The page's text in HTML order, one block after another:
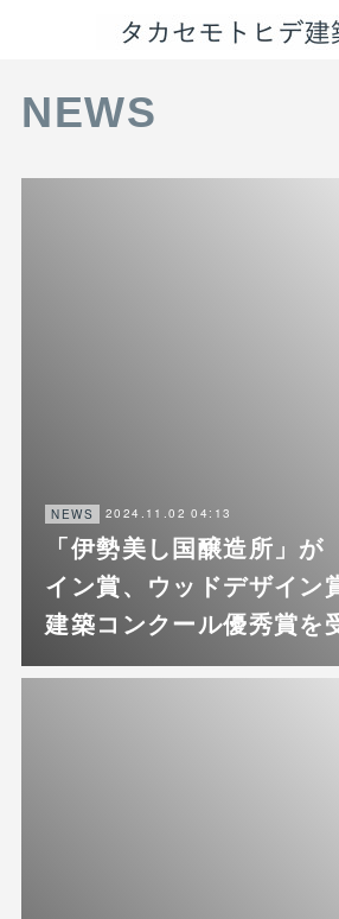
NEWS
NEWS 2024.11.02 04:13
「伊勢美し国醸造所」
イン賞、ウッドデザイン
建築コンクール優秀賞を